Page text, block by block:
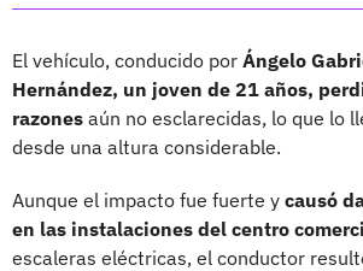
El vehículo, conducido por Ángelo
Hernández, un joven de 21 años,
razones aún no esclarecidas, lo que lo
desde una altura considerable.
Aunque el impacto fue fuerte y causó
en las instalaciones del centro
escaleras eléctricas, el conductor